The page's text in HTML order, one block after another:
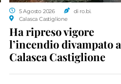
5 Agosto 2026
di ro.bi.
Calasca Castiglione
Ha ripreso vigore
l’incendio divampato a
Calasca Castiglione